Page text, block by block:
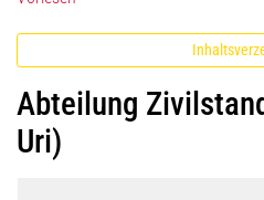
Abteilung
Uri)